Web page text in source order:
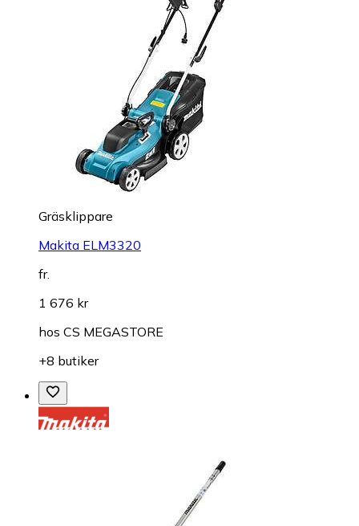
Gräsklippare
Makita ELM3320
fr.
1 676 kr
hos CS MEGASTORE
+8 butiker